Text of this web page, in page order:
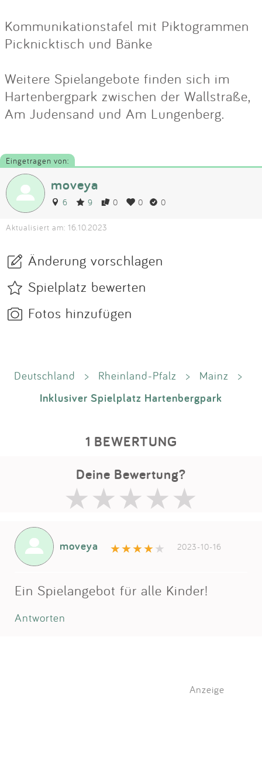
Kommunikationstafel mit Piktogrammen
Picknicktisch und Bänke
Weitere Spielangebote finden sich im
Hartenbergpark zwischen der Wallstraße,
Am Judensand und Am Lungenberg.
Eingetragen von:
moveya
6 9 0 0 0
Aktualisiert am: 16.10.2023
Änderung vorschlagen
Spielplatz bewerten
Fotos hinzufügen
Deutschland > Rheinland-Pfalz > Mainz >
Inklusiver Spielplatz Hartenbergpark
1 BEWERTUNG
Deine Bewertung?
moveya 2023-10-16
Ein Spielangebot für alle Kinder!
Antworten
Anzeige